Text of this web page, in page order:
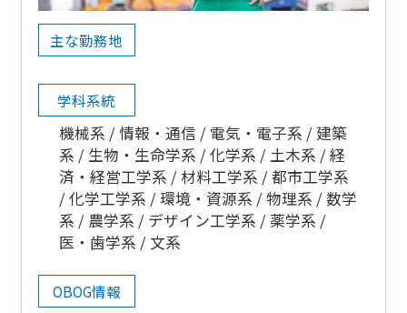
主な勤務地
学科系統
機械系 情報・通信 電気・電子系
建築
系
生物・生命学系 化学系 土木系
経
済・経営工学系
材料工学系
都市工学系
化学工学系
環境・資源系 物理系
数学
系
農学系 デザイン工学系
薬学系
医・歯学系
文系
OBOG情報